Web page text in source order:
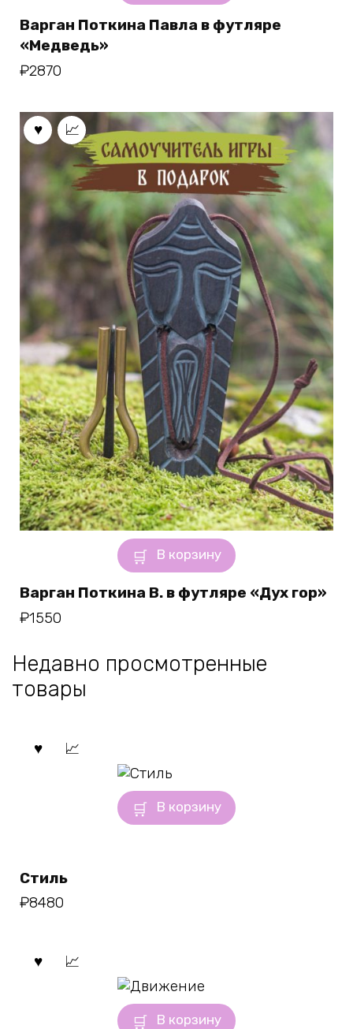
Варган Поткина Павла в футляре
«Медведь»
₽2870
В корзину
Варган Поткина В. в футляре «Дух гор»
₽1550
Недавно просмотренные
товары
В корзину
Стиль
₽8480
В корзину